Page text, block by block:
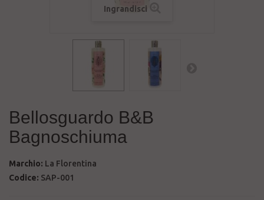
Ingrandisci
Bellosguardo B&B
Bagnoschiuma
Marchio: La Florentina
Codice: SAP-001